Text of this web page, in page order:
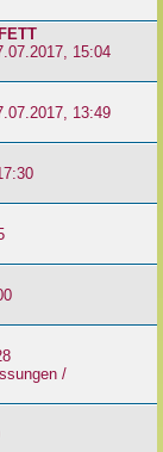
15:04
13:49
/